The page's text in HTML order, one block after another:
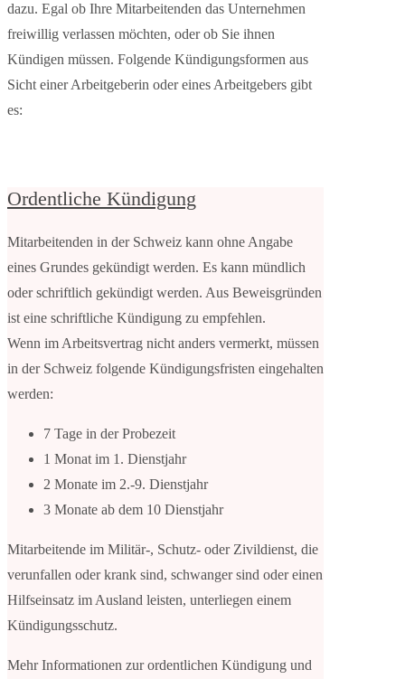
dazu. Egal ob Ihre Mitarbeitenden das Unternehmen
freiwillig verlassen möchten, oder ob Sie ihnen
Kündigen müssen. Folgende Kündigungsformen aus
Sicht einer Arbeitgeberin oder eines Arbeitgebers gibt
es:
Ordentliche Kündigung
Mitarbeitenden in der Schweiz kann ohne Angabe
eines Grundes gekündigt werden. Es kann mündlich
oder schriftlich gekündigt werden. Aus Beweisgründen
ist eine schriftliche Kündigung zu empfehlen.
Wenn im Arbeitsvertrag nicht anders vermerkt, müssen
in der Schweiz folgende Kündigungsfristen eingehalten
werden:
7 Tage in der Probezeit
1 Monat im 1. Dienstjahr
2 Monate im 2.-9. Dienstjahr
3 Monate ab dem 10 Dienstjahr
Mitarbeitende im Militär-, Schutz- oder Zivildienst, die
verunfallen oder krank sind, schwanger sind oder einen
Hilfseinsatz im Ausland leisten, unterliegen einem
Kündigungsschutz.
Mehr Informationen zur ordentlichen Kündigung und